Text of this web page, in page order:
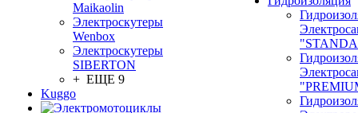
Maikaolin
Электроскутеры
Wenbox
Электроскутеры
SIBERTON
+ ЕЩЕ 9
Kuggo